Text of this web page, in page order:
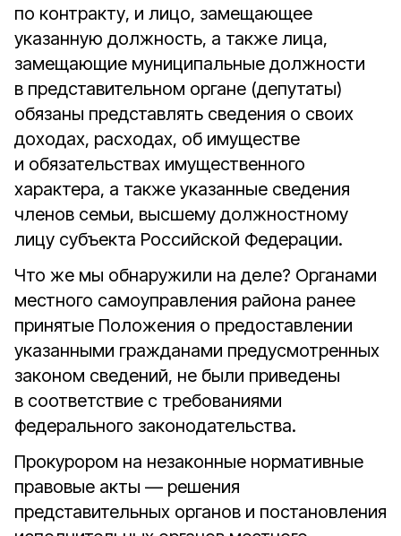
по контракту, и лицо, замещающее
указанную должность, а также лица,
замещающие муниципальные должности
в представительном органе (депутаты)
обязаны представлять сведения о своих
доходах, расходах, об имуществе
и обязательствах имущественного
характера, а также указанные сведения
членов семьи, высшему должностному
лицу субъекта Российской Федерации.
Что же мы обнаружили на деле? Органами
местного самоуправления района ранее
принятые Положения о предоставлении
указанными гражданами предусмотренных
законом сведений, не были приведены
в соответствие с требованиями
федерального законодательства.
Прокурором на незаконные нормативные
правовые акты — решения
представительных органов и постановления